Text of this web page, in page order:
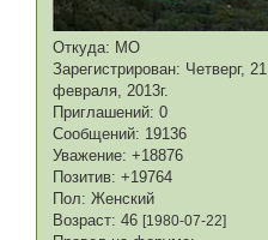
Откуда: МО
Зарегистрирован: Четверг, 21
февраля, 2013г.
Приглашений: 0
Сообщений: 19136
Уважение: +18876
Позитив: +19764
Пол: Женский
Возраст: 46[1980-07-22]